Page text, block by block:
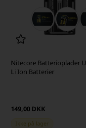
Nitecore Batterioplader
Li Ion Batterier
149,00 DKK
Ikke på lager